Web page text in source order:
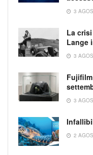
3
La
Lange
3
3
2